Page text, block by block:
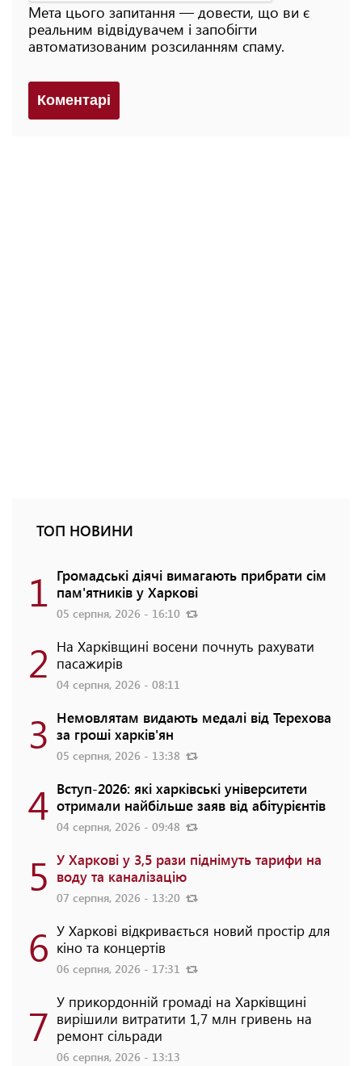
Мета цього запитання — довести, що ви є
реальним відвідувачем і запобігти
автоматизованим розсиланням спаму.
Коментарi
ТОП НОВИНИ
1 Громадські діячі вимагають прибрати сім
пам'ятників у Харкові
05 серпня, 2026 - 16:10
2 На Харківщині восени почнуть рахувати
пасажирів
04 серпня, 2026 - 08:11
3 Немовлятам видають медалі від Терехова
за гроші харків'ян
05 серпня, 2026 - 13:38
4 Вступ-2026: які харківські університети
отримали найбільше заяв від абітурієнтів
04 серпня, 2026 - 09:48
5 У Харкові у 3,5 рази піднімуть тарифи на
воду та каналізацію
07 серпня, 2026 - 13:20
6 У Харкові відкривається новий простір для
кіно та концертів
06 серпня, 2026 - 17:31
7 У прикордонній громаді на Харківщині
вирішили витратити 1,7 млн гривень на
ремонт сільради
06 серпня, 2026 - 13:13